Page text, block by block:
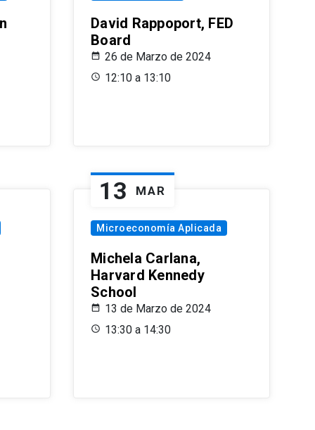
David Rappoport, FED
Board
26 de Marzo de 2024
12:10 a 13:10
13 MAR
Microeconomía Aplicada
Michela Carlana,
Harvard Kennedy
School
13 de Marzo de 2024
13:30 a 14:30